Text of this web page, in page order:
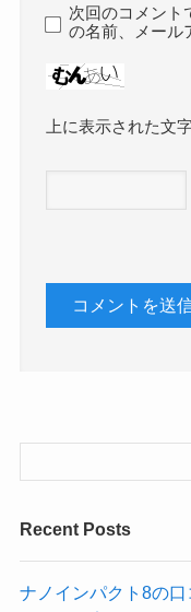
次回のコメント
の名前、メール
上に表示された文
Recent Posts
ナノインパクト8の